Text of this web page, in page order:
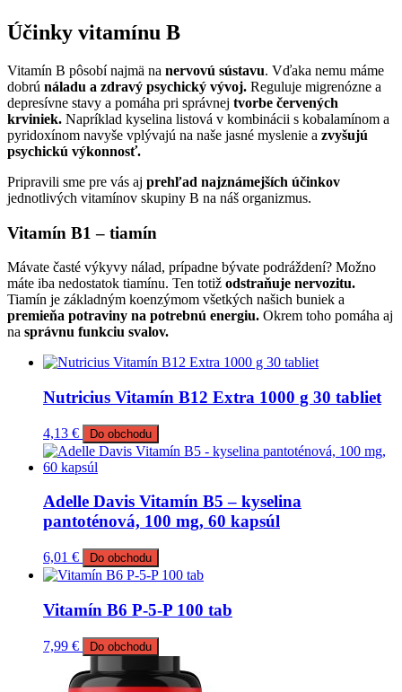
Účinky vitamínu B
Vitamín B pôsobí najmä na nervovú sústavu. Vďaka nemu máme
dobrú náladu a zdravý psychický vývoj. Reguluje migrenózne a
depresívne stavy a pomáha pri správnej tvorbe červených
krviniek. Napríklad kyselina listová v kombinácii s kobalamínom a
pyridoxínom navyše vplývajú na naše jasné myslenie a zvyšujú
psychickú výkonnosť.
Pripravili sme pre vás aj prehľad najznámejších účinkov
jednotlivých vitamínov skupiny B na náš organizmus.
Vitamín B1 – tiamín
Mávate časté výkyvy nálad, prípadne bývate podráždení? Možno
máte iba nedostatok tiamínu. Ten totiž odstraňuje nervozitu.
Tiamín je základným koenzýmom všetkých našich buniek a
premieňa potraviny na potrebnú energiu. Okrem toho pomáha aj
na správnu funkciu svalov.
Nutricius Vitamín B12 Extra 1000 g 30 tabliet
4,13 € Do obchodu
Adelle Davis Vitamín B5 – kyselina
pantoténová, 100 mg, 60 kapsúl
6,01 € Do obchodu
Vitamín B6 P-5-P 100 tab
7,99 € Do obchodu